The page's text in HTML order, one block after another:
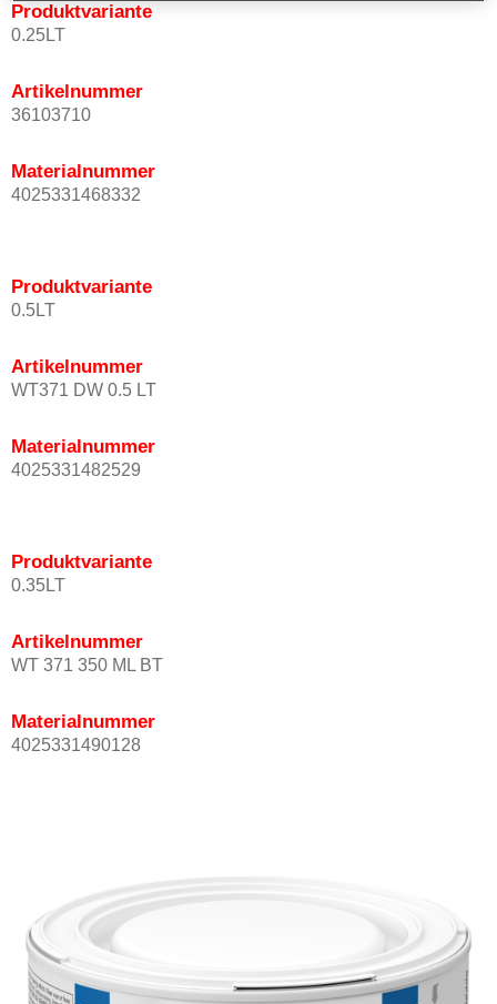
Produktvariante
0.25LT
Artikelnummer
36103710
Materialnummer
4025331468332
Produktvariante
0.5LT
Artikelnummer
WT371 DW 0.5 LT
Materialnummer
4025331482529
Produktvariante
0.35LT
Artikelnummer
WT 371 350 ML BT
Materialnummer
4025331490128